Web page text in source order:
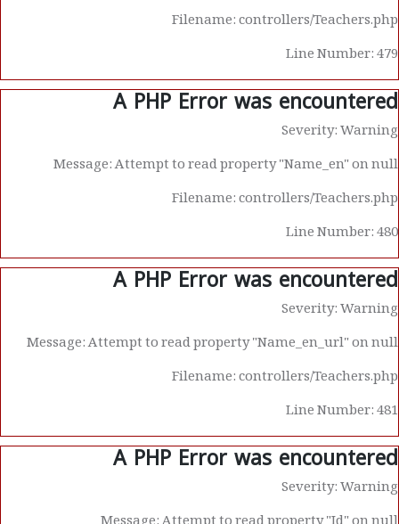
Filename: controllers/Teachers.php
Line Number: 479
A PHP Error was encountered
Severity: Warning
Message: Attempt to read property "Name_en" on null
Filename: controllers/Teachers.php
Line Number: 480
A PHP Error was encountered
Severity: Warning
Message: Attempt to read property "Name_en_url" on null
Filename: controllers/Teachers.php
Line Number: 481
A PHP Error was encountered
Severity: Warning